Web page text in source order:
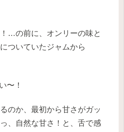
…の前に、オンリーの味と
ついていたジャムから
〜！
のか、最初から甘さがガッ
、自然な甘さ！と、舌で感